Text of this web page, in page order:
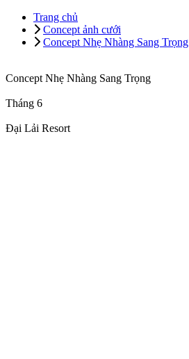
Trang chủ
Concept ảnh cưới
Concept Nhẹ Nhàng Sang Trọng
Concept Nhẹ Nhàng Sang Trọng
Tháng 6
Đại Lải Resort